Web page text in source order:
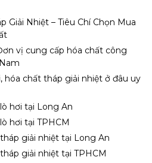
Giải Nhiệt – Tiêu Chí Chọn Mua
vị cung cấp hóa chất công
hóa chất tháp giải nhiệt ở đâu uy
hơi tại Long An
hơi tại TPHCM
giải nhiệt tại Long An
giải nhiệt tại TPHCM